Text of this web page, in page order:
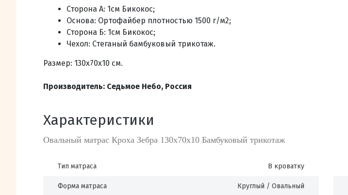
Сторона А: 1см Бикокос;
Основа: Ортофайбер плотностью 1500 г/м2;
Сторона Б: 1см Бикокос;
Чехол: Стеганый бамбуковый трикотаж.
Размер: 130х70х10 см.
Производитель: Седьмое Небо, Россия
Характеристики
Овальный матрас Кроха Зебра 130х70х10 Бамбуковый трикотаж
Тип матраса В кроватку
Форма матраса Круглый / Овальный